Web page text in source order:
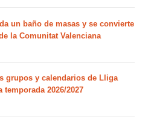
un baño de masas y se convierte
la Comunitat Valenciana
grupos y calendarios de Lliga
temporada 2026/2027